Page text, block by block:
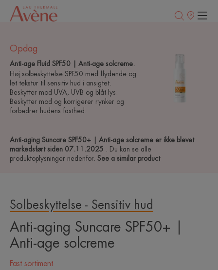
Salgssteder
Anti-aging Suncare SPF50+ | Anti-age solcreme er ikke blevet
markedsført siden 07.11.2025
. Du kan se alle
produktoplysninger nedenfor. See a similar product
Opdag
Anti-age Fluid SPF50 | Anti-age solcreme.
Høj solbeskyttelse SPF50 med flydende og
let tekstur til sensitiv hud i ansigtet.
Beskytter mod UVA, UVB og blåt lys.
Beskytter mod og korrigerer rynker og
forbedrer hudens fasthed.
Solbeskyttelse - Sensitiv hud
Anti-aging Suncare SPF50+ |
Anti-age solcreme
Fast sortiment